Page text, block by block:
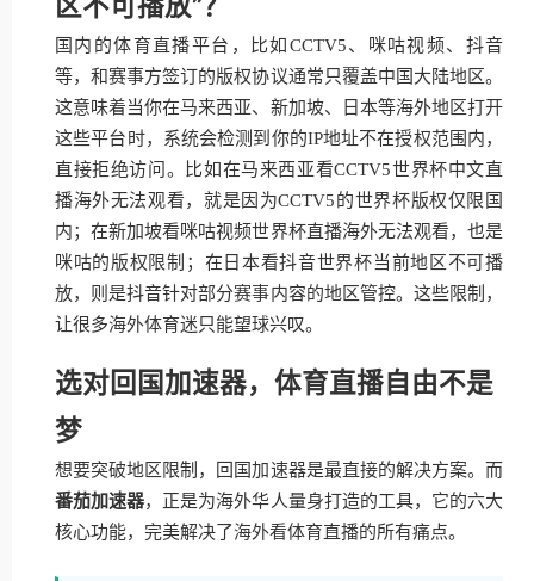
国内的体育直播平台，比如CCTV5、咪咕视频、抖音
等，和赛事方签订的版权协议通常只覆盖中国大陆地区。
这意味着当你在马来西亚、新加坡、日本等海外地区打开
这些平台时，系统会检测到你的IP地址不在授权范围内，
直接拒绝访问。比如在马来西亚看CCTV5世界杯中文直
播海外无法观看，就是因为CCTV5的世界杯版权仅限国
内；在新加坡看咪咕视频世界杯直播海外无法观看，也是
咪咕的版权限制；在日本看抖音世界杯当前地区不可播
放，则是抖音针对部分赛事内容的地区管控。这些限制，
让很多海外体育迷只能望球兴叹。
选对回国加速器，体育直播自由不是
梦
想要突破地区限制，回国加速器是最直接的解决方案。而
番茄加速器，正是为海外华人量身打造的工具，它的六大
核心功能，完美解决了海外看体育直播的所有痛点。